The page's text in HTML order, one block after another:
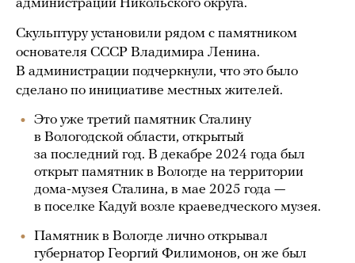
администрации Никольского округа.
Скульптуру установили рядом с памятником
основателя СССР Владимира Ленина.
В администрации подчеркнули, что это было
сделано по инициативе местных жителей.
Это уже третий памятник Сталину
в Вологодской области, открытый
за последний год. В декабре 2024 года был
открыт памятник в Вологде на территории
дома-музея Сталина, в мае 2025 года —
в поселке Кадуй возле краеведческого музея.
Памятник в Вологде лично открывал
губернатор Георгий Филимонов, он же был